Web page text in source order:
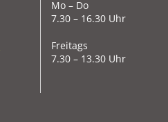
Mo – Do
7.30 – 16.30 Uhr
Freitags
7.30 – 13.30 Uhr